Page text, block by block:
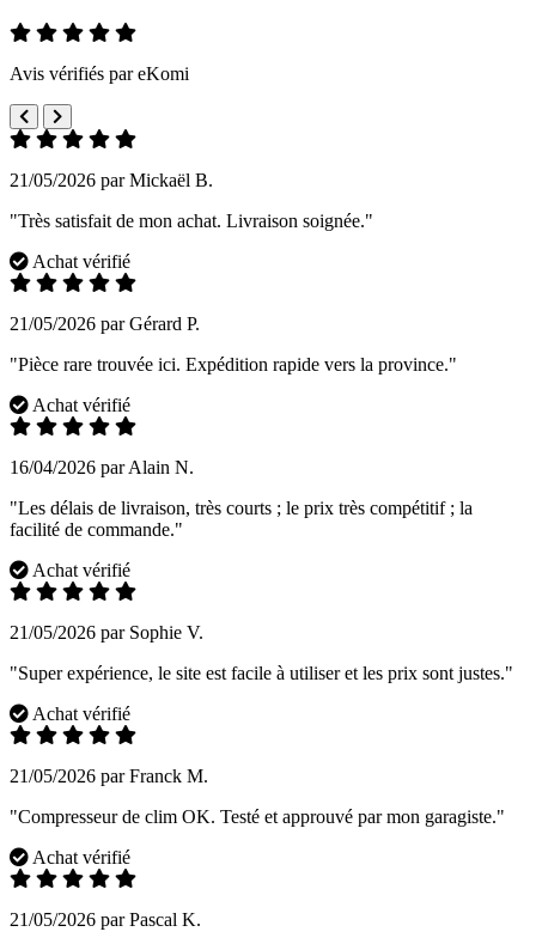
Avis vérifiés par eKomi
21/05/2026 par Mickaël B.
"Très satisfait de mon achat. Livraison soignée."
Achat vérifié
21/05/2026 par Gérard P.
"Pièce rare trouvée ici. Expédition rapide vers la province."
Achat vérifié
16/04/2026 par Alain N.
"Les délais de livraison, très courts ; le prix très compétitif ; la
facilité de commande."
Achat vérifié
21/05/2026 par Sophie V.
"Super expérience, le site est facile à utiliser et les prix sont justes."
Achat vérifié
21/05/2026 par Franck M.
"Compresseur de clim OK. Testé et approuvé par mon garagiste."
Achat vérifié
21/05/2026 par Pascal K.